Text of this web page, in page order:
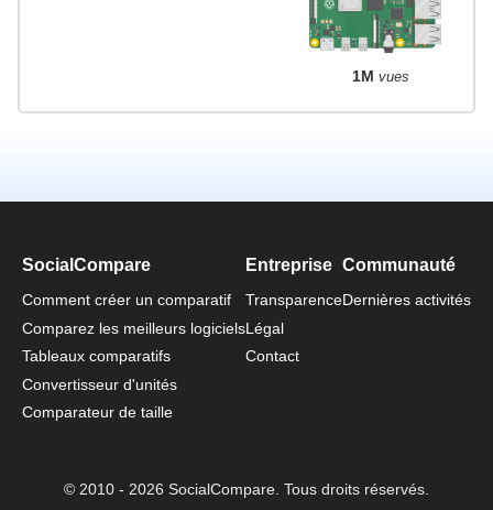
1M vues
SocialCompare
Comment créer un comparatif
Comparez les meilleurs logiciels
Tableaux comparatifs
Convertisseur d'unités
Comparateur de taille
Entreprise
Transparence
Légal
Contact
Communauté
Dernières activités
© 2010 - 2026 SocialCompare. Tous droits réservés.